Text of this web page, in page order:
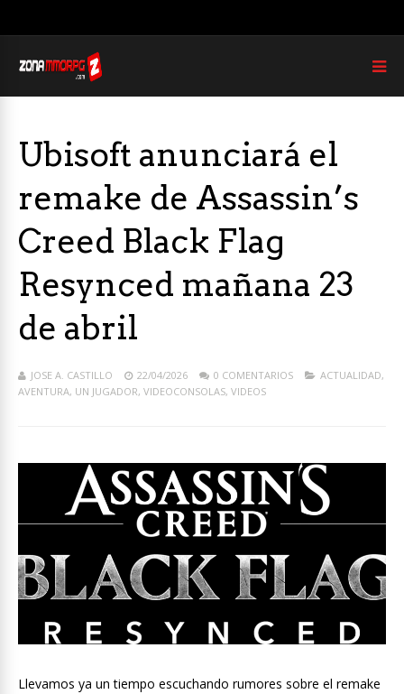
Ubisoft anunciará el
remake de Assassin’s
Creed Black Flag
Resynced mañana 23
de abril
JOSE A. CASTILLO 22/04/2026 0 COMENTARIOS ACTUALIDAD,
AVENTURA, UN JUGADOR, VIDEOCONSOLAS, VIDEOS
Llevamos ya un tiempo escuchando rumores sobre el remake